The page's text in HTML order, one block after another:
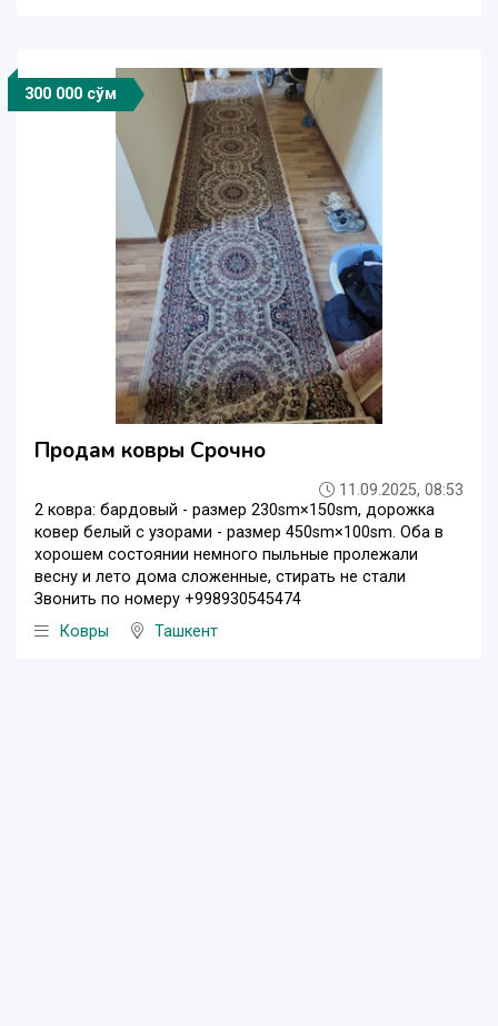
300 000 сўм
Продам ковры Срочно
11.09.2025, 08:53
2 ковра: бардовый - размер 230sm×150sm, дорожка
ковер белый с узорами - размер 450sm×100sm. Оба в
хорошем состоянии немного пыльные пролежали
весну и лето дома сложенные, стирать не стали
Звонить по номеру +998930545474
Ковры
Ташкент